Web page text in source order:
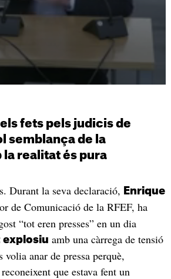
fets pels judicis de
semblança de la
realitat és pura
Durant la seva declaració,
Enrique
de Comunicació de la RFEF, ha
“tot eren presses” en un dia
amb una càrrega de tensió
volia anar de pressa perquè,
que estava fent un